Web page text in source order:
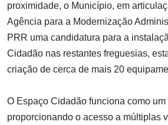
proximidade, o Município, em
Agência para a Modernização
PRR uma candidatura para a
Cidadão nas restantes freguesias,
criação de cerca de mais 20
O Espaço Cidadão funciona como
proporcionando o acesso a múltiplas